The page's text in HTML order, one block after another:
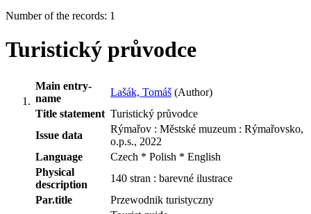
Number of the records: 1
Turistický průvodce
Main entry-
name
Lašák, Tomáš (Author)
Title statement Turistický průvodce
Issue data
Rýmařov : Městské muzeum : Rýmařovsko,
o.p.s., 2022
Language
Czech * Polish * English
Physical
description
140 stran : barevné ilustrace
Par.title
Przewodnik turistyczny